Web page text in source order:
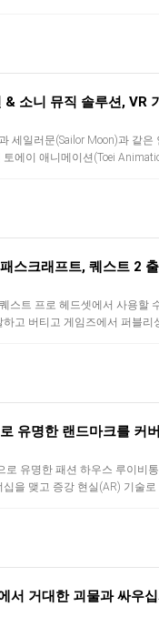
& 소니 뮤직 솔루션, VR
세일러문(Sailor Moon)과 같
에이 애니메이션(Toei
스크래프트, 퀘스트 2
스트 프로 헤드셋에서 사용할
고 버티고 게임즈에서 퍼블리
유명한 랜드마크를 커버
로 유명한 패션 하우스 루이비
을 맺고 증강 현실(AR) 기술
서 거대한 괴물과 싸우